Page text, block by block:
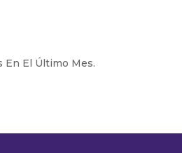
En El Último Mes.